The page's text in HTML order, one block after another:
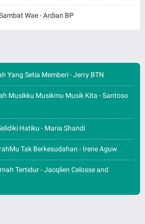
Wae - Ardian BP
Yang Setia Memberi - Jerry BTN
Musikku Musikmu Musik Kita - Santoso
Hatiku - Maria Shandi
Tak Berkesudahan - Irene Aguw
Tertidur - Jacqlien Celosse and